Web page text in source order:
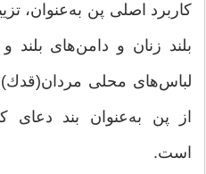
کاربرد اصلی پن به‌عنوان،
بلند زنان و دامن‌های بلند
لباس‌های محلی
از پن به‌عنوان بند دعای
است.